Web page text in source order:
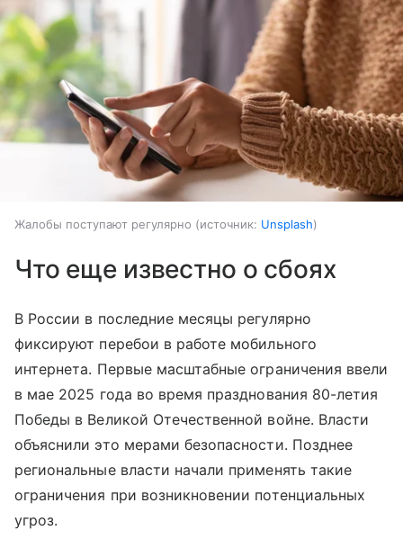
Жалобы поступают регулярно источник: Unsplash
Что еще известно о сбоях
В России в последние месяцы регулярно
фиксируют перебои в работе мобильного
интернета. Первые масштабные ограничения ввели
в мае 2025 года во время празднования 80-летия
Победы в Великой Отечественной войне. Власти
объяснили это мерами безопасности. Позднее
региональные власти начали применять такие
ограничения при возникновении потенциальных
угроз.